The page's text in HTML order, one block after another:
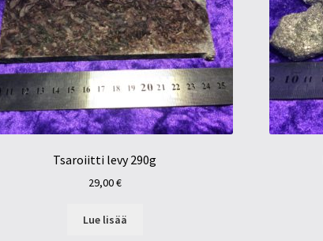
Tsaroiitti levy 290g
29,00€
Lue lisää